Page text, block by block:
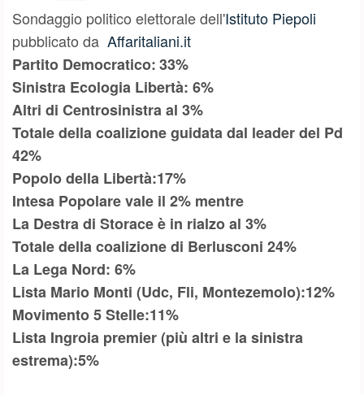
Sondaggio politico elettorale dell'Istituto Piepoli
pubblicato da Affaritaliani.it
Partito Democratico:33%
Sinistra Ecologia Libertà: 6%
Altri di Centrosinistra al 3%
Totale della coalizione guidata dal leader del Pd
42%
Popolo della Libertà:17%
Intesa Popolare vale il 2% mentre
La Destra di Storace è in rialzo al 3%
Totale della coalizione di Berlusconi 24%
La Lega Nord: 6%
Lista Mario Monti (Udc, Fli, Montezemolo):12%
Movimento 5 Stelle:11%
Lista Ingroia premier (più altri e la sinistra
estrema):5%